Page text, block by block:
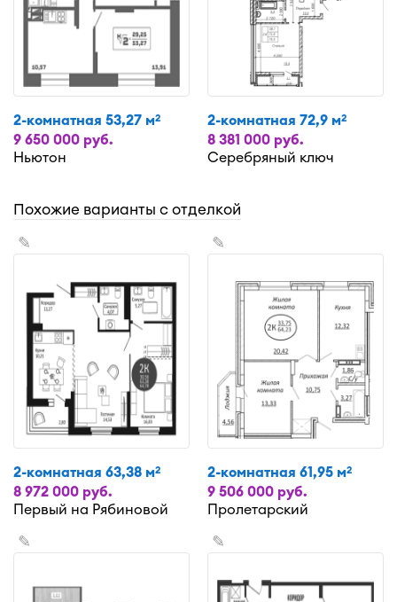
2-комнатная 53,27 м2
9 650 000 руб.
Ньютон
2-комнатная 72,9 м2
8 381 000 руб.
Серебряный ключ
Похожие варианты с отделкой
✎
2-комнатная 63,38 м2
8 972 000 руб.
Первый на Рябиновой
✎
2-комнатная 61,95 м2
9 506 000 руб.
Пролетарский
✎ ✎